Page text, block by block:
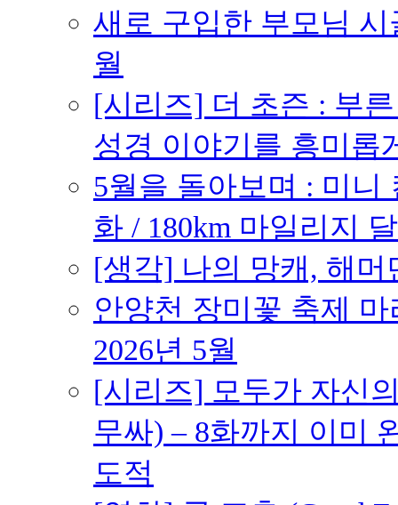
새로 구입한 부모님 시
월
[시리즈] 더 초즌 : 부른
성경 이야기를 흥미롭
5월을 돌아보며 : 미니
화 / 180km 마일리지
[생각] 나의 망캐, 해머
안양천 장미꽃 축제
2026년 5월
[시리즈] 모두가 자신
무싸) – 8화까지 이미
도적